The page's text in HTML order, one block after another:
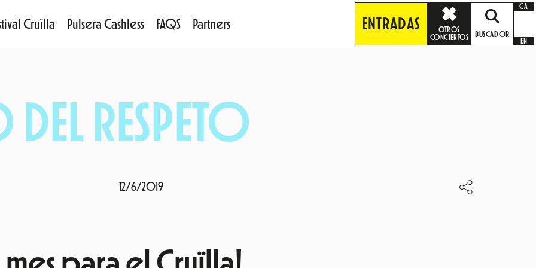
Cruïlla Pulsera Cashless FAQS Partners ENTRADAS
OTROS
CONCIERTOS
BUSCADOR
CA
EN
RESPETO
12/6/2019